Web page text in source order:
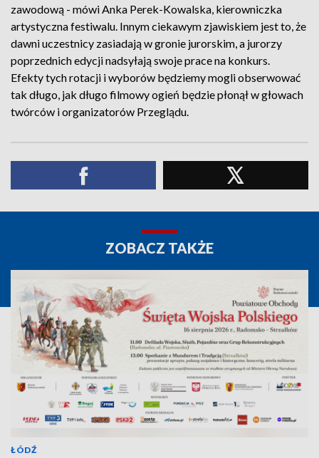
zawodową - mówi Anka Perek-Kowalska, kierowniczka
artystyczna festiwalu. Innym ciekawym zjawiskiem jest to, że
dawni uczestnicy zasiadają w gronie jurorskim, a jurorzy
poprzednich edycji nadsyłają swoje prace na konkurs.
Efekty tych rotacji i wyborów będziemy mogli obserwować
tak długo, jak długo filmowy ogień będzie płonął w głowach
twórców i organizatorów Przeglądu.
ZOBACZ TAKŻE
ŁÓDŹ